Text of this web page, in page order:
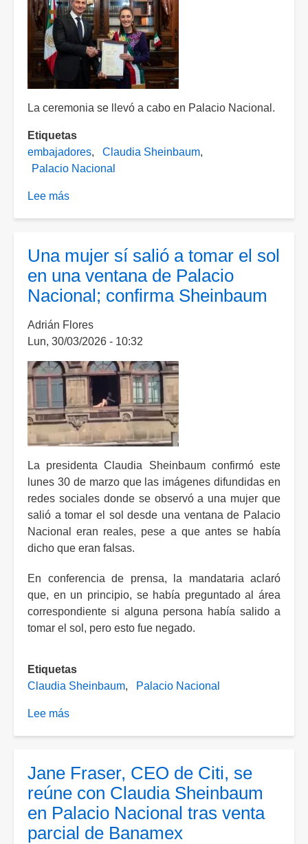
reunión
con
Sheinbaum
La ceremonia se llevó a cabo en Palacio Nacional.
Etiquetas
embajadores
Claudia Sheinbaum
Palacio Nacional
Lee más
credenciales
de
5
y
refrenda
lazos
internacionales
Una mujer sí salió a tomar el sol
en una ventana de Palacio
Nacional; confirma Sheinbaum
Adrián Flores
Lun, 30/03/2026 - 10:32
La presidenta Claudia Sheinbaum confirmó este
lunes 30 de marzo que las imágenes difundidas en
redes sociales donde se observó a una mujer que
salió a tomar el sol desde una ventana de Palacio
Nacional eran reales, pese a que antes se había
dicho que eran falsas.
En conferencia de prensa, la mandataria aclaró
que, en un principio, se había preguntado al área
correspondiente si alguna persona había salido a
tomar el sol, pero esto fue negado.
Etiquetas
Claudia Sheinbaum
Palacio Nacional
Lee más
salió
a
tomar
el
Jane Fraser, CEO de Citi, se
reúne con Claudia Sheinbaum
en Palacio Nacional tras venta
parcial de Banamex